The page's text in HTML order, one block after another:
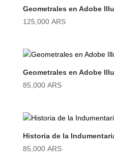
Geometrales en Adobe
125,000 ARS
Geometrales en Adobe
85,000 ARS
Historia de la
85,000 ARS